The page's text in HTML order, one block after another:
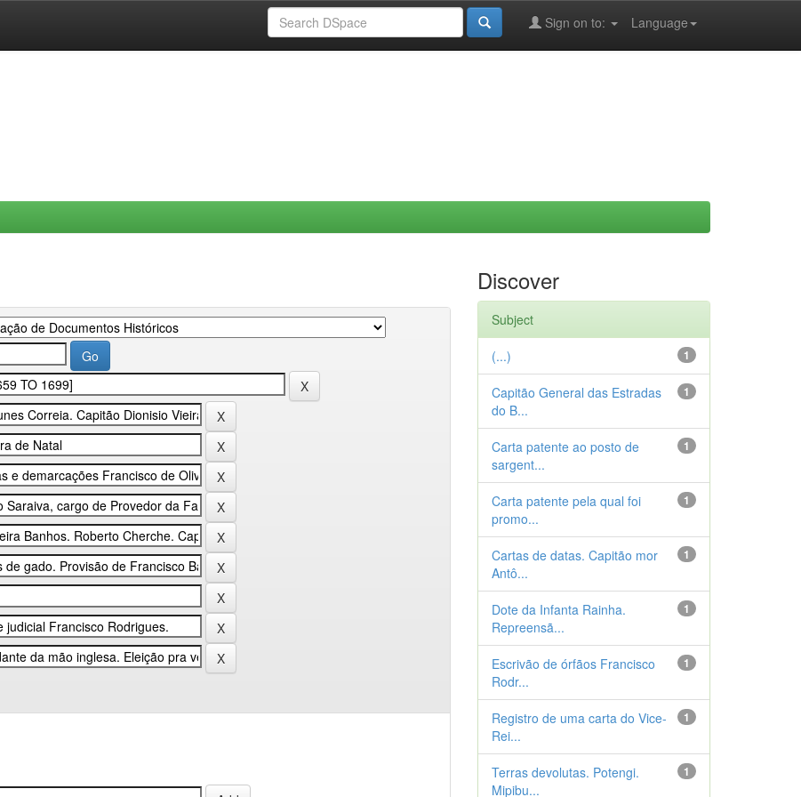
Language
Sign on to:
Discover
Subject
1
(...)
1
Capitão General das Estradas
do B...
1
Carta patente ao posto de
sargent...
1
Carta patente pela qual foi
promo...
1
Cartas de datas. Capitão mor
Antô...
1
Dote da Infanta Rainha.
Repreensã...
1
Escrivão de órfãos Francisco
Rodr...
1
Registro de uma carta do Vice-
Rei...
1
Terras devolutas. Potengi.
Mipibu...